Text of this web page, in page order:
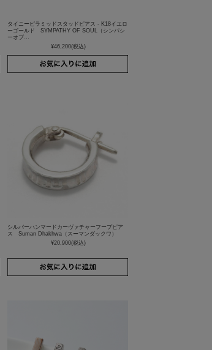
タイニーピラミッドスタッドピアス - K18イエロ
ーゴールド SYMPATHY OF SOUL（シンパシ
ーオブ…
¥46,200(税込)
シルバーハンマードカーヴァチャーフープピア
ス Suman Dhakhwa（スーマンダックワ）
¥20,900(税込)